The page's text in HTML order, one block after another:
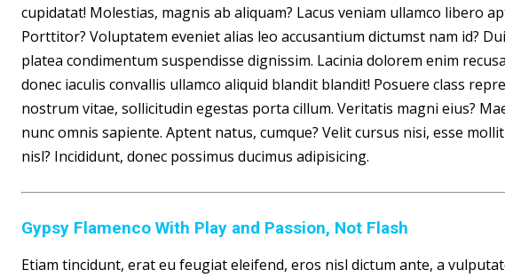
cupidatat! Molestias, magnis ab aliquam? Lacus veniam ullamco libero
Porttitor? Voluptatem eveniet alias leo accusantium dictumst nam id?
platea condimentum suspendisse dignissim. Lacinia dolorem enim
donec iaculis convallis ullamco aliquid blandit blandit! Posuere class
nostrum vitae, sollicitudin egestas porta cillum. Veritatis magni eius?
nunc omnis sapiente. Aptent natus, cumque? Velit cursus nisi, esse
nisl? Incididunt, donec possimus ducimus adipisicing.
Gypsy Flamenco With Play and Passion, Not Flash
Etiam tincidunt, erat eu feugiat eleifend, eros nisl dictum ante, a